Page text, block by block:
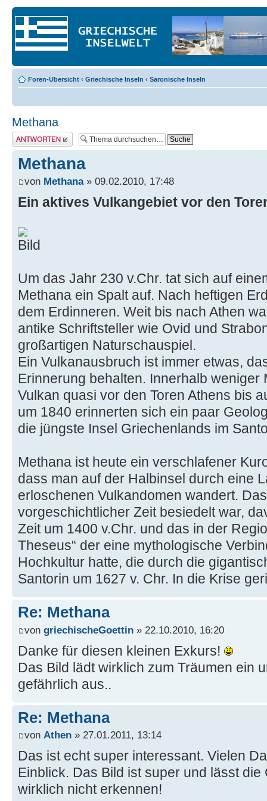
Foren-Übersicht ‹ Griechische Inseln ‹ Saronische Inseln
Methana
Antwort erstellen
Methana
von Methana» 09.02.2010, 17:48
Ein aktives Vulkangebiet vor den
Um das Jahr 230 v.Chr. tat sich auf
Methana ein Spalt auf. Nach heftigen
dem Erdinneren. Weit bis nach Athen
antike Schriftsteller wie Ovid und
großartigen Naturschauspiel.
Ein Vulkanausbruch ist immer etwas,
Erinnerung behalten. Innerhalb weniger
Vulkan quasi vor den Toren Athens bis
um 1840 erinnerten sich ein paar
die jüngste Insel Griechenlands im
Methana ist heute ein verschlafener
dass man auf der Halbinsel durch eine
erloschenen Vulkandomen wandert.
vorgeschichtlicher Zeit besiedelt war,
Zeit um 1400 v.Chr. und das in der
Theseus“ der eine mythologische
Hochkultur hatte, die durch die
Santorin um 1627 v. Chr. In die Krise
Re: Methana
von griechischeGoettin » 22.10.2010, 16:20
Danke für diesen kleinen Exkurs!
Das Bild lädt wirklich zum Träumen ein
gefährlich aus..
Re: Methana
von Athen » 27.01.2011, 13:14
Das ist echt super interessant. Vielen
Einblick. Das Bild ist super und lässt
wirklich nicht erkennen!